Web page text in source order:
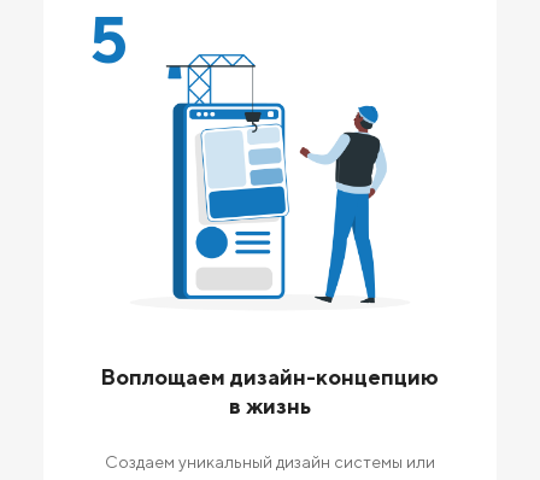
5
Воплощаем дизайн-концепцию
в жизнь
Создаем уникальный дизайн системы или